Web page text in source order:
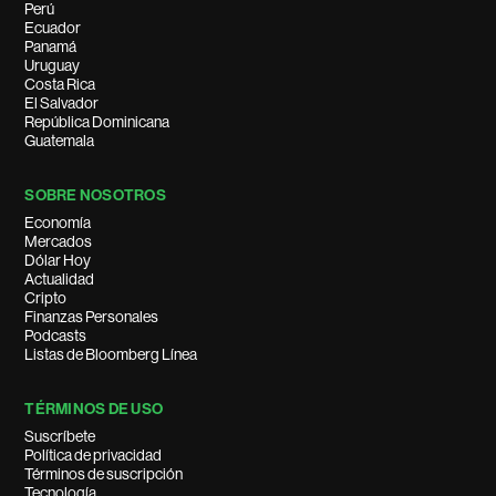
Perú
Ecuador
Panamá
Uruguay
Costa Rica
El Salvador
República Dominicana
Guatemala
SOBRE NOSOTROS
Economía
Mercados
Dólar Hoy
Actualidad
Cripto
Finanzas Personales
Podcasts
Listas de Bloomberg Línea
TÉRMINOS DE USO
Suscríbete
Política de privacidad
Términos de suscripción